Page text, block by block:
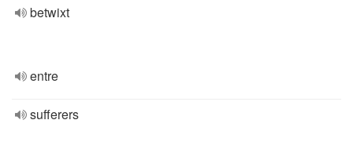
betwixt
entre
sufferers